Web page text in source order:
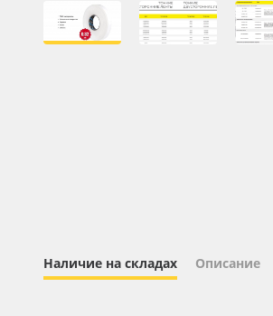
Сублимация и термотрансфер
Плёнка монтажная Oratape
Наличие на складах Описание